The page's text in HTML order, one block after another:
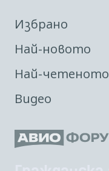
Избрано
Най-новото
Най-четеното
Видео